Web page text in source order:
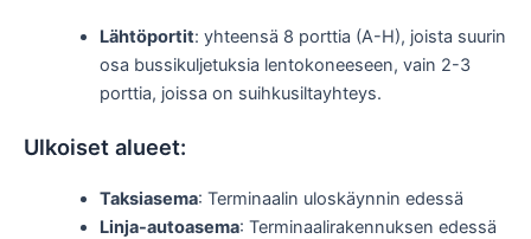
Lähtöportit: yhteensä 8 porttia (A-H), joista suurin
osa bussikuljetuksia lentokoneeseen, vain 2-3
porttia, joissa on suihkusiltayhteys.
Ulkoiset alueet:
Taksiasema: Terminaalin uloskäynnin edessä
Linja-autoasema: Terminaalirakennuksen edessä